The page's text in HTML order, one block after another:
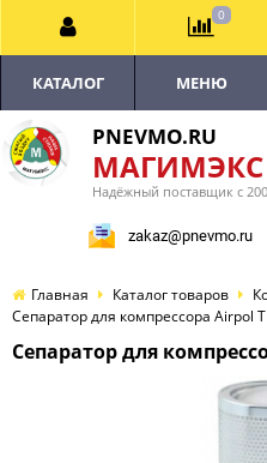
PNEVMO.RU
МАГИМЭКС
Надёжный поставщик с
zakaz@pnevmo.ru
КАТАЛОГ МЕНЮ
Главная Каталог товаров
Сепаратор для компрессора Airpol
Сепаратор для
0